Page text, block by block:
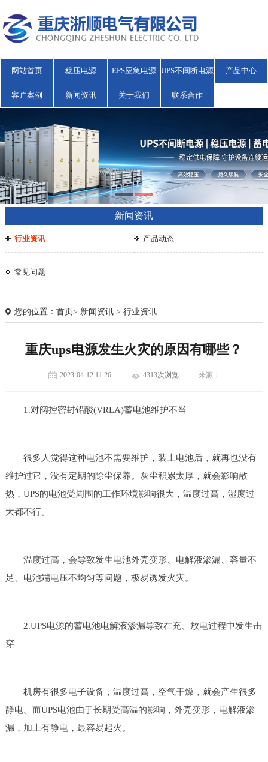
网站首页 稳压电源 EPS应急电源 UPS不间断电源 产品中心
客户案例 新闻资讯 关于我们 联系合作
1 2
新闻资讯
行业资讯 产品动态
常见问题
您的位置： 首页> 新闻资讯> 行业资讯
重庆ups电源发生火灾的原因有哪些？
2023-04-12 11:26 4313次浏览 来源：
1.对阀控密封铅酸(VRLA)蓄电池维护不当
很多人觉得这种电池不需要维护，装上电池后，就再也没有
维护过它，没有定期的除尘保养。灰尘积累太厚，就会影响散
热，UPS的电池受周围的工作环境影响很大，温度过高，湿度过
大都不行。
温度过高，会导致发生电池外壳变形、电解液渗漏、容量不
足、电池端电压不均匀等问题，极易诱发火灾。
2.UPS电源的蓄电池电解液渗漏导致在充、放电过程中发生击
穿
机房有很多电子设备，温度过高，空气干燥，就会产生很多
静电。而UPS电池由于长期受高温的影响，外壳变形，电解液渗
漏，加上有静电，最容易起火。